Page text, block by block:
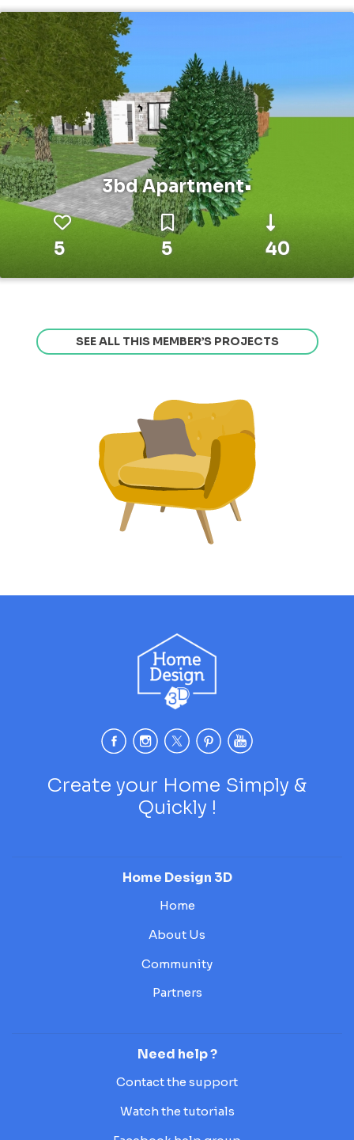
3bd Apartment•
5 5 40
SEE ALL THIS MEMBER’S PROJECTS
Create your Home Simply &
Quickly !
Home Design 3D
Home
About Us
Community
Partners
Need help ?
Contact the support
Watch the tutorials